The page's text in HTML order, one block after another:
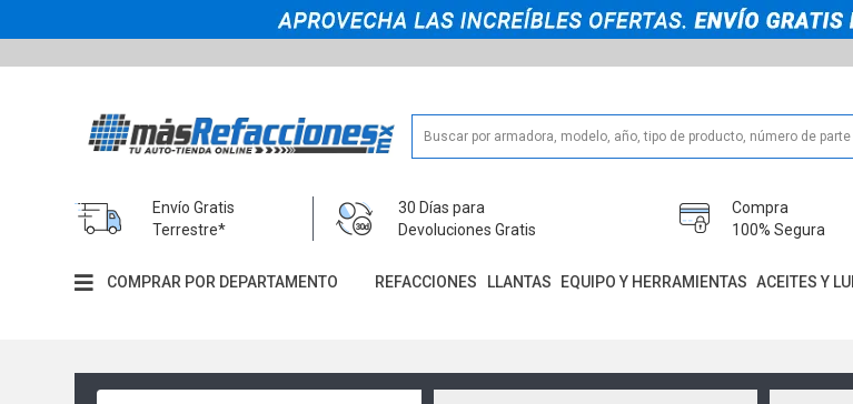
Envío Gratis
Terrestre*
30 Días para
Devoluciones Gratis
Compra
100% Segura
COMPRAR POR DEPARTAMENTO REFACCIONES LLANTAS EQUIPO Y HERRAMIENTAS ACEITES Y